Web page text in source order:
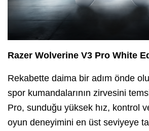
Razer Wolverine V3 Pro White
Rekabette daima bir adım önde
spor kumandalarının zirvesini
Pro, sunduğu yüksek hız, kontrol
oyun deneyimini en üst seviyeye